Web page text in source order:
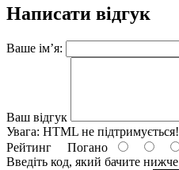
Написати відгук
Ваше ім’я:
Ваш відгук
Увага: HTML не підтримується!
Рейтинг Погано
Введіть код, який бачите нижче